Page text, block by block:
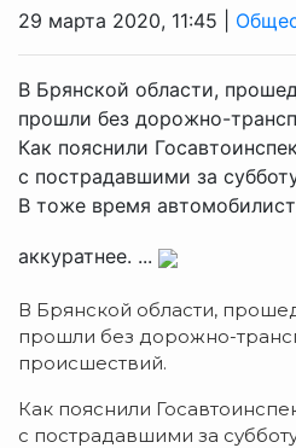
29 марта 2020, 11:45 |
В Брянской области,
прошли без дорожно-
Как пояснили
с пострадавшими за
В тоже время
аккуратнее. ...
В Брянской области,
прошли без дорожно-
происшествий.
Как пояснили
с пострадавшими за